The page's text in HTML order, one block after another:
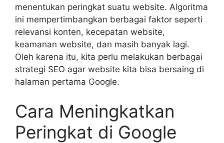
menentukan peringkat suatu website. Algoritma
ini mempertimbangkan berbagai faktor seperti
relevansi konten, kecepatan website,
keamanan website, dan masih banyak lagi.
Oleh karena itu, kita perlu melakukan berbagai
strategi SEO agar website kita bisa bersaing di
halaman pertama Google.
Cara Meningkatkan
Peringkat di Google